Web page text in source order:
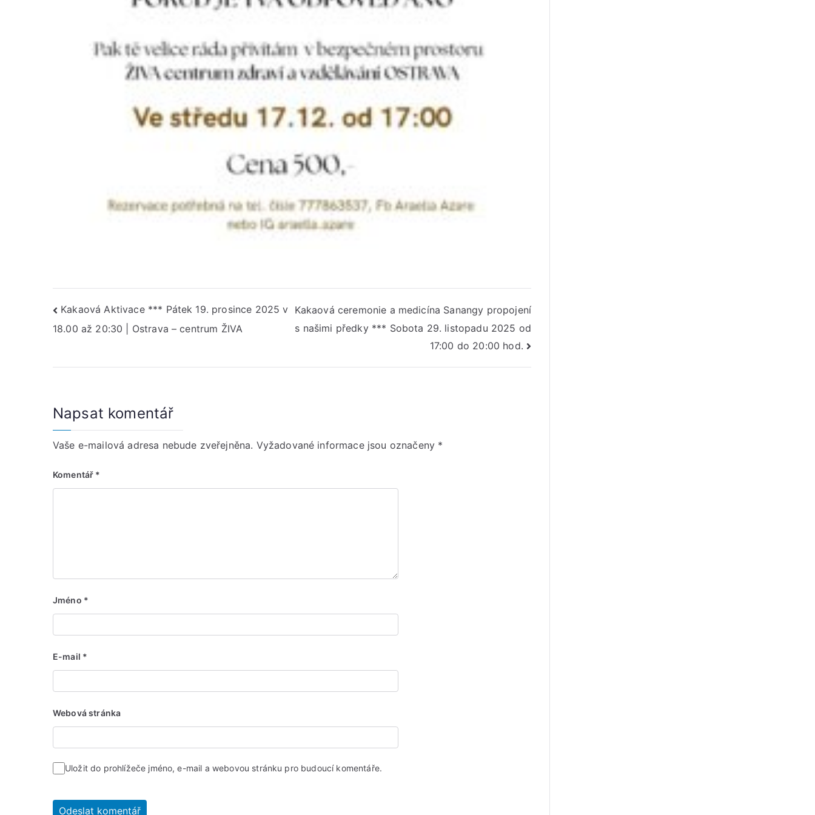
Navigace
pro
příspěvek
Kakaová Aktivace *** Pátek 19. prosince 2025 v
18.00 až 20:30 | Ostrava – centrum ŽIVA
Kakaová ceremonie a medicína Sanangy propojení
s našimi předky *** Sobota 29. listopadu 2025 od
17:00 do 20:00 hod.
Napsat komentář
Vaše e-mailová adresa nebude zveřejněna. Vyžadované informace jsou označeny *
Komentář *
Jméno *
E-mail *
Webová stránka
Uložit do prohlížeče jméno, e-mail a webovou stránku pro budoucí komentáře.